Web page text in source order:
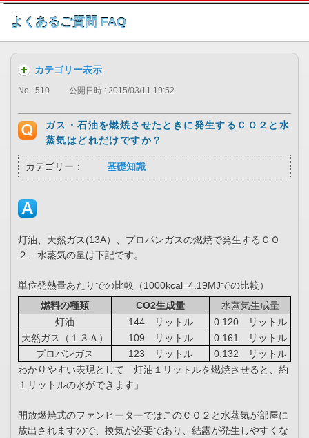
このページの本文へ
よくあるご質問 FAQ
カテゴリー表示
No : 510 公開日時 : 2015/03/11 19:52
ガス・石油を燃焼させたときに発生するＣＯ２と水
蒸気はどれだけですか？
カテゴリー： 基礎知識
灯油、天然ガス(13A）、プロパンガスの燃焼で発生するＣＯ
２、水蒸気の量は下記です。
単位発熱量あたりでの比較（1000kcal=4.19MJでの比較）
燃料の種類
CO2生成量
水蒸気生成量
灯油
144 リットル
0.120 リットル
天然ガス（１３Ａ）
109 リットル
0.161 リットル
プロパンガス
123 リットル
0.132 リットル
わかりやすい表現として「灯油１リットルを燃焼させると、約
１リットルの水ができます」
開放燃焼式のファンヒーターではこのＣＯ２と水蒸気が部屋に
放出されますので、換気が必要であり、結露が発生しやすくな